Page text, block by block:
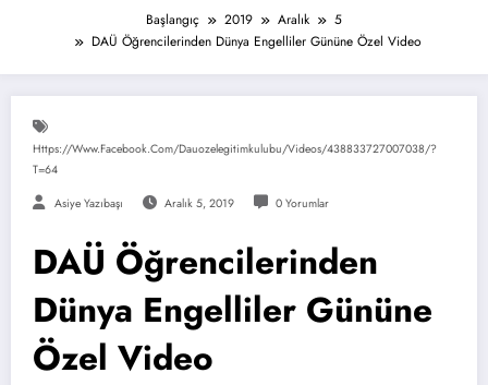
Başlangıç 2019 Aralık
5
DAÜ Öğrencilerinden Dünya Engelliler Gününe Özel Video
Https://www.facebook.com/dauozelegitimkulubu/videos/438833727007038/?
T=64
Asiye Yazıbaşı Aralık 5, 2019 0 Yorumlar
DAÜ Öğrencilerinden
Dünya Engelliler Gününe
Özel Video